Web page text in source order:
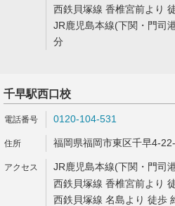
西鉄貝塚線 香椎宮前より
JR鹿児島本線(下関・門司
分
千早駅西口校
0120-104-531
福岡県福岡市東区千早4-
JR鹿児島本線(下関・門司
西鉄貝塚線 香椎宮前より
西鉄貝塚線 名島より 徒歩